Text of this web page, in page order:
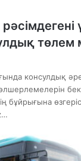
төлем
консулдық
бұйрығына